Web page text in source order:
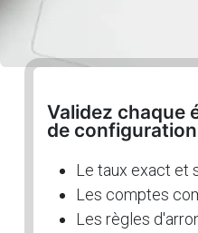
Validez chaque
de
Le taux exact et
Les comptes
Les règles